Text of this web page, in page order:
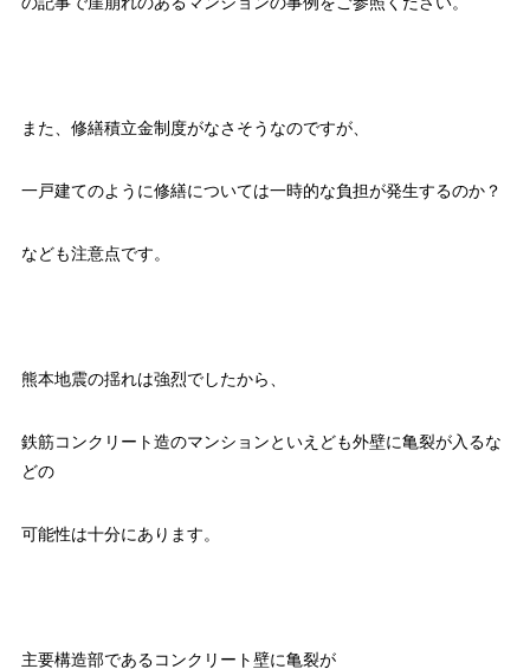
また、修繕積立金制度がなさそうなのですが、
一戸建てのように修繕については一時的な負担が発生するのか？
なども注意点です。
熊本地震の揺れは強烈でしたから、
鉄筋コンクリート造のマンションといえども外壁に亀裂が入るな
どの
可能性は十分にあります。
主要構造部であるコンクリート壁に亀裂が